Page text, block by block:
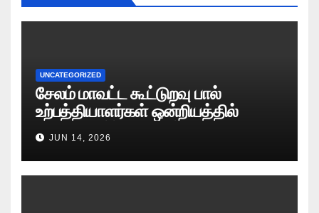
UNCATEGORIZED
சேலம் மாவட்ட கூட்டுறவு பால்
உற்பத்தியாளர்கள் ஒன்றியத்தில்
வேலைவாய்ப்பு அறிவிப்பு 2026
JUN 14, 2026